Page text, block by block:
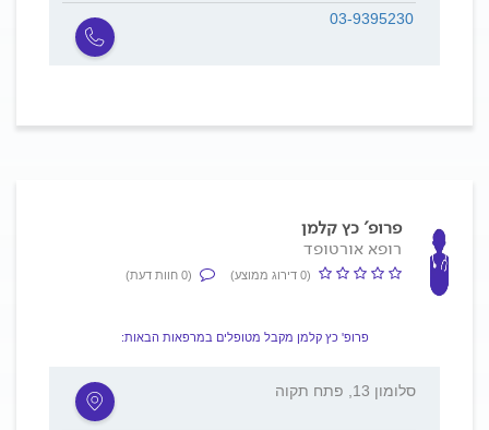
03-9395230
פרופ' כץ קלמן
רופא אורטופד
(0 דירוג ממוצע) (0 חוות דעת)
פרופ' כץ קלמן מקבל מטופלים במרפאות הבאות:
סלומון 13, פתח תקוה